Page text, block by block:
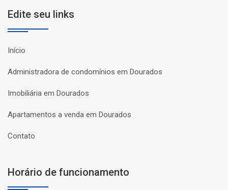
Edite seu links
Início
Administradora de condomínios em Dourados
Imobiliária em Dourados
Apartamentos a venda em Dourados
Contato
Horário de funcionamento